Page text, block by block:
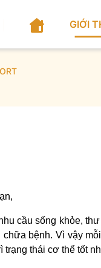
GIỚI
cầu sống khỏe,
bệnh. Vì vậy
trạng thái cơ thể tốt